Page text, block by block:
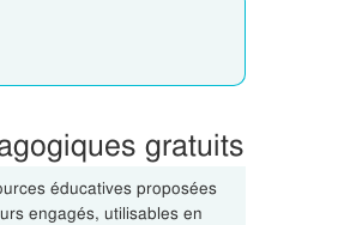
gratuits
éducatives proposées
engagés, utilisables en